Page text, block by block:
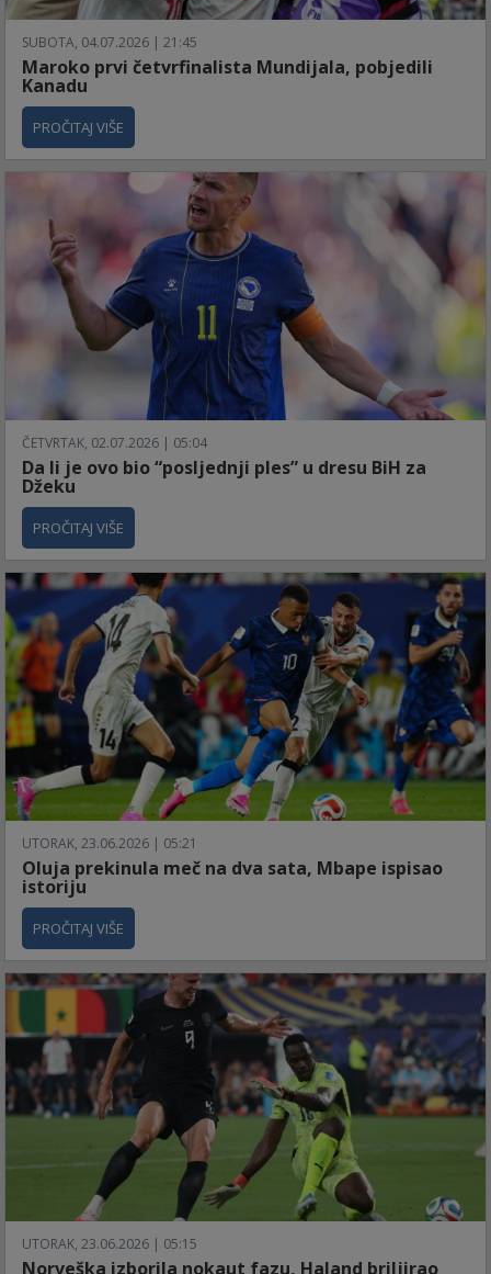
SUBOTA, 04.07.2026 | 21:45
Maroko prvi četvrfinalista Mundijala, pobjedili
Kanadu
PROČITAJ VIŠE
ČETVRTAK, 02.07.2026 | 05:04
Da li je ovo bio “posljednji ples” u dresu BiH za
Džeku
PROČITAJ VIŠE
UTORAK, 23.06.2026 | 05:21
Oluja prekinula meč na dva sata, Mbape ispisao
istoriju
PROČITAJ VIŠE
UTORAK, 23.06.2026 | 05:15
Norveška izborila nokaut fazu, Haland briljirao